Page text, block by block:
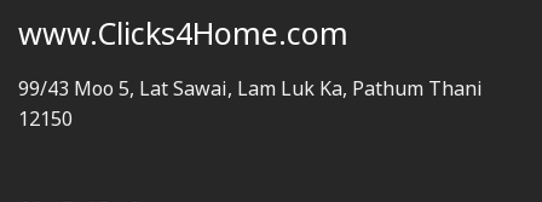
www.Clicks4Home.com
99/43 Moo 5, Lat Sawai, Lam Luk Ka, Pathum Thani
12150